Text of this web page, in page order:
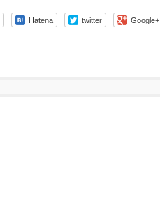
Hatena twitter Google+